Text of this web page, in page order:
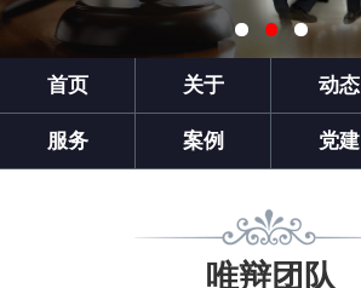
首页 关于 动态
服务 案例 党建
唯辩团队